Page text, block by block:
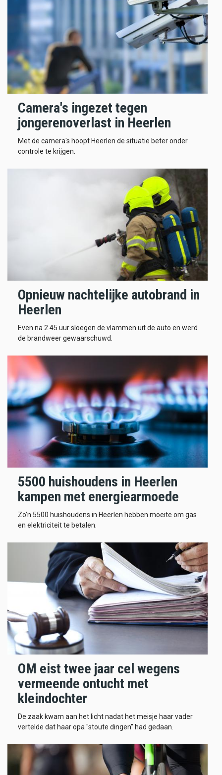
Camera's ingezet tegen
jongerenoverlast in Heerlen
Met de camera's hoopt Heerlen de situatie beter onder
controle te krijgen.
Opnieuw nachtelijke autobrand in
Heerlen
Even na 2.45 uur sloegen de vlammen uit de auto en werd
de brandweer gewaarschuwd.
5500 huishoudens in Heerlen
kampen met energiearmoede
Zo’n 5500 huishoudens in Heerlen hebben moeite om gas
en elektriciteit te betalen.
OM eist twee jaar cel wegens
vermeende ontucht met
kleindochter
De zaak kwam aan het licht nadat het meisje haar vader
vertelde dat haar opa "stoute dingen" had gedaan.